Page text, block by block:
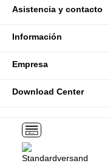
Asistencia y contacto
Información
Empresa
Download Center